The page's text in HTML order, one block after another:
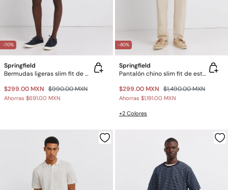
-70%
Springfield
Bermudas ligeras slim fit de mezclilla
$299.00 MXN $990.00 MXN
Ahorras $691.00 MXN
-80%
Springfield
Pantalón chino slim fit de estructura comfort
$299.00 MXN $1,490.00 MXN
Ahorras $1,191.00 MXN
+2 Colores